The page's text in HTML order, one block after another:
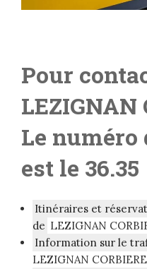
Pour
LEZIGNAN
Le numéro
est le 36.35
Itinéraires et
de LEZIGNAN
Information sur le
LEZIGNAN